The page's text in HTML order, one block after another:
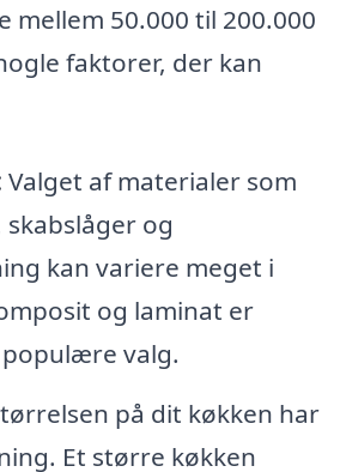
mellem 50.000 til 200.000
faktorer, der kan
Valget af materialer som
og
kan variere meget i
og laminat er
valg.
på dit køkken har
Et større køkken